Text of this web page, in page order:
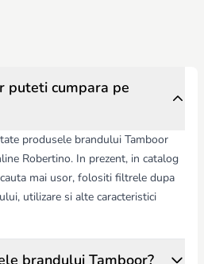
puteti cumpara pe
produsele brandului Tamboor
Robertino. In prezent, in catalog
mai usor, folositi filtrele dupa
utilizare si alte caracteristici
brandului Tamboor?